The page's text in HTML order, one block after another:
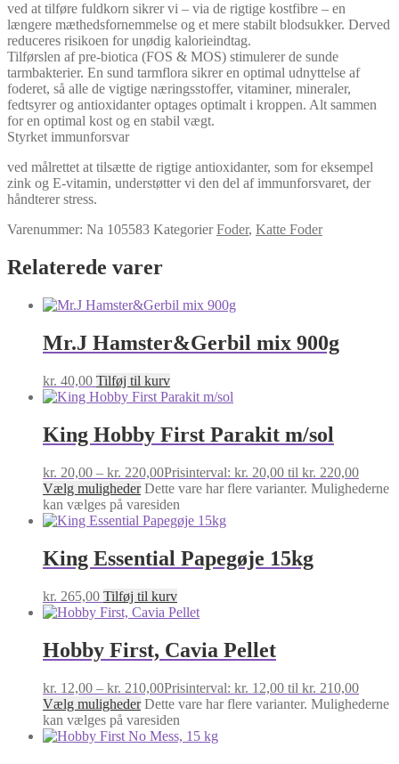
ved at tilføre fuldkorn sikrer vi – via de rigtige kostfibre – en
længere mæthedsfornemmelse og et mere stabilt blodsukker. Derved
reduceres risikoen for unødig kalorieindtag.
Tilførslen af pre-biotica (FOS & MOS) stimulerer de sunde
tarmbakterier. En sund tarmflora sikrer en optimal udnyttelse af
foderet, så alle de vigtige næringsstoffer, vitaminer, mineraler,
fedtsyrer og antioxidanter optages optimalt i kroppen. Alt sammen
for en optimal kost og en stabil vægt.
Styrket immunforsvar
ved målrettet at tilsætte de rigtige antioxidanter, som for eksempel
zink og E-vitamin, understøtter vi den del af immunforsvaret, der
håndterer stress.
Varenummer: Na 105583 Kategorier Foder, Katte Foder
Relaterede varer
Mr.J Hamster&Gerbil mix 900g
kr. 40,00 Tilføj til kurv
King Hobby First Parakit m/sol
kr. 20,00 – kr. 220,00Prisinterval: kr. 20,00 til kr. 220,00
Vælg muligheder Dette vare har flere varianter. Mulighederne
kan vælges på varesiden
King Essential Papegøje 15kg
kr. 265,00 Tilføj til kurv
Hobby First, Cavia Pellet
kr. 12,00 – kr. 210,00Prisinterval: kr. 12,00 til kr. 210,00
Vælg muligheder Dette vare har flere varianter. Mulighederne
kan vælges på varesiden